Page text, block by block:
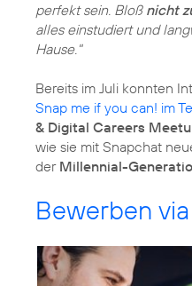
perfekt sein. Bloß nicht
alles einstudiert und
Hause."
Bereits im Juli konnten
Snap me if you can! im
& Digital Careers
wie sie mit Snapchat
der Millennial-
Bewerben